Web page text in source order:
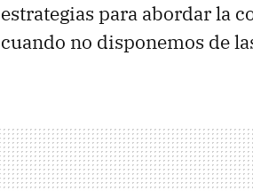
estrategias para abordar la
cuando no disponemos de